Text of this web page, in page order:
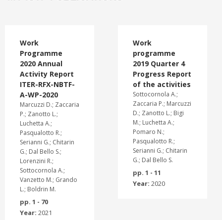
Work
Programme
2020 Annual
Activity Report
ITER-RFX-NBTF-
A-WP-2020
Marcuzzi D.; Zaccaria
P.; Zanotto L.;
Luchetta A.;
Pasqualotto R.;
Serianni G.; Chitarin
G.; Dal Bello S.;
Lorenzini R.;
Sottocornola A.;
Vanzetto M.; Grando
L.; Boldrin M.
pp. 1 - 70
Year: 2021
Work
programme
2019 Quarter 4
Progress Report
of the activities
Sottocornola A.;
Zaccaria P.; Marcuzzi
D.; Zanotto L.; Bigi
M.; Luchetta A.;
Pomaro N.;
Pasqualotto R.;
Serianni G.; Chitarin
G.; Dal Bello S.
pp. 1 - 11
Year: 2020